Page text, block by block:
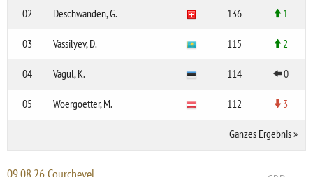
02 Deschwanden, G. 136 1
03 Vassilyev, D. 115 2
04 Vagul, K. 114 0
05 Woergoetter, M. 112 3
Ganzes Ergebnis»
09.08.26 Courchevel